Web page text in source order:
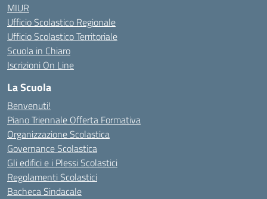
MIUR
Ufficio Scolastico Regionale
Ufficio Scolastico Territoriale
Scuola in Chiaro
Iscrizioni On Line
La Scuola
Benvenuti!
Piano Triennale Offerta Formativa
Organizzazione Scolastica
Governance Scolastica
Gli edifici e i Plessi Scolastici
Regolamenti Scolastici
Bacheca Sindacale